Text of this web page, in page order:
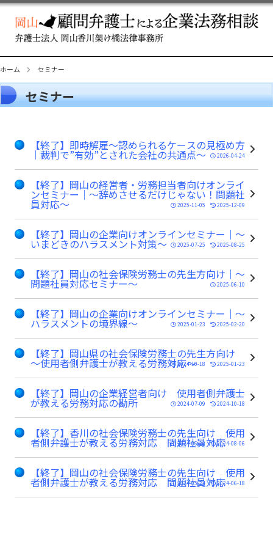
ホーム セミナー
セミナー
【終了】即時解雇～認められるケースの見極め方
｜裁判で”有効”とされた会社の共通点～ 2026-04-24
【終了】岡山の経営者・労務担当者向けオンライ
ンセミナー｜～辞めさせるだけじゃない！問題社
員対応～ 2025-11-05 2025-12-09
【終了】岡山の企業向けオンラインセミナー｜～
いまどきのハラスメント対策～ 2025-07-25 2025-08-25
【終了】岡山の社会保険労務士の先生方向け｜～
問題社員対応セミナー～ 2025-06-10
【終了】岡山の企業向けオンラインセミナー｜～
ハラスメントの境界線～ 2025-01-23 2025-02-20
【終了】岡山県の社会保険労務士の先生方向け
～使用者側弁護士が教える労務対応～
2024-10-18 2025-01-23
【終了】岡山の企業経営者向け 使用者側弁護士
が教える労務対応の勘所 2024-07-09 2024-10-18
【終了】香川の社会保険労務士の先生向け 使用
者側弁護士が教える労務対応 問題社員対応
2024-06-28 2024-08-06
【終了】岡山の社会保険労務士の先生向け 使用
者側弁護士が教える労務対応 問題社員対応
2024-05-24 2024-06-18